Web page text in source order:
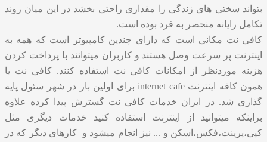
بتواند سختی های زندگی را مقداری راحتی بخشد در این میان روند
تکامل رایانه منحصر به فرد بوده است.
کافی نت مکانی است که دارای چندین کامپیوتر است که همه به
اینترنت پر سرعت وصل هستند و کاربران میتوانند با پرداخت کردن
هزینه موردنظر از امکانات کافی نت استفاده کنند. کافی نت یا
همون کافه اینترنت internet cafe برای اولین بار در شهر سئول پایه
گذاری شد. در ایران خدمات کافی نت گسترش پیدا کرده علاوه
براینکه میتوانید از اینترنت استفاده کنید خدمات دیگری مثل
کپی،پرینت،فکس،اسکن و ... نیز انجام میشود و کارهای دیگر که در